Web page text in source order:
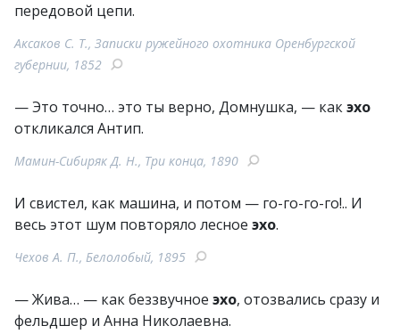
передовой цепи.
Аксаков С. Т., Записки ружейного охотника Оренбургской
губернии, 1852
— Это точно… это ты верно, Домнушка, — какэхо
откликался Антип.
Мамин-Сибиряк Д. Н., Три конца, 1890
И свистел, как машина, и потом — го-го-го-го!.. И
весь этот шум повторяло лесное эхо.
Чехов А. П., Белолобый, 1895
— Жива… — как беззвучное эхо, отозвались сразу и
фельдшер и Анна Николаевна.